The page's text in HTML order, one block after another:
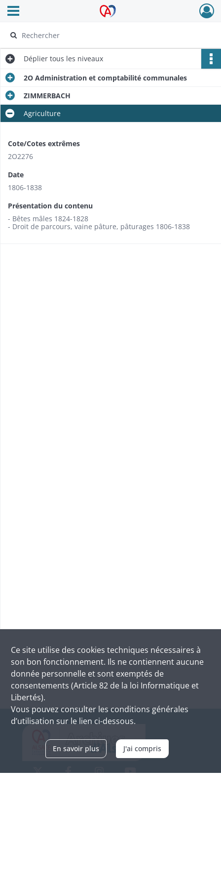
Archives Alsace - Colmar
Ouvrir le menu déroulant
Déplier tous les niveaux
2O Administration et comptabilité communales
ZIMMERBACH
Agriculture
Cote/Cotes extrêmes
2O2276
Date
1806-1838
Présentation du contenu
- Bêtes mâles 1824-1828
- Droit de parcours, vaine pâture, pâturages 1806-1838
Ce site utilise des cookies techniques nécessaires à
son bon fonctionnement. Ils ne contiennent aucune
donnée personnelle et sont exemptés de
consentements (Article 82 de la loi Informatique et
Libertés).
Vous pouvez consulter les conditions générales
d’utilisation sur le lien ci-dessous.
En savoir plus J'ai compris